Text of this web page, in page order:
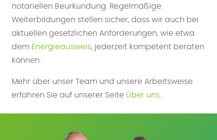
notariellen Beurkundung. Regelmäßige
Weiterbildungen stellen sicher, dass wir auch bei
aktuellen gesetzlichen Anforderungen, wie etwa
dem Energieausweis, jederzeit kompetent beraten
können.
Mehr über unser Team und unsere Arbeitsweise
erfahren Sie auf unserer Seite Über uns